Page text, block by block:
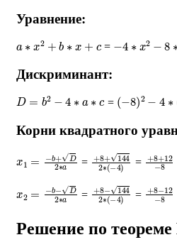
Уравнение:
2 b ∗ = 4∗ 2− ∗
Дискриминант:
D= 2− a = (− 8)2− ∗
Корни квадратного
+ D2∗ = + 8 + 144 (− 4 )
= + 8 + 12
b−D2∗ = +8−144 (−4)
= +8−12
Решение по теореме